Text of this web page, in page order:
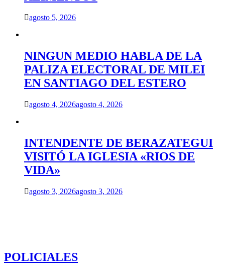
agosto 5, 2026
NINGUN MEDIO HABLA DE LA
PALIZA ELECTORAL DE MILEI
EN SANTIAGO DEL ESTERO
agosto 4, 2026agosto 4, 2026
INTENDENTE DE BERAZATEGUI
VISITÓ LA IGLESIA «RIOS DE
VIDA»
agosto 3, 2026agosto 3, 2026
POLICIALES